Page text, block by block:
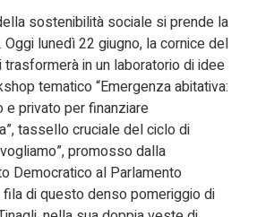
sostenibilità sociale si prende la
lunedì 22 giugno, la cornice del
trasformerà in un laboratorio di idee
tematico “Emergenza abitativa:
e privato per finanziare
tassello cruciale del ciclo di
promosso dalla
Democratico al Parlamento
di questo denso pomeriggio di